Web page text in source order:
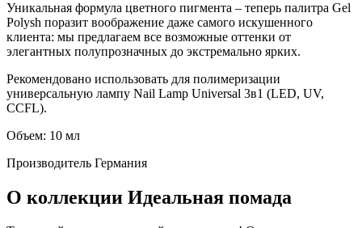
Уникальная формула цветного пигмента – теперь палитра Gel
Polysh поразит воображение даже самого искушенного
клиента: мы предлагаем все возможные оттенки от
элегантных полупрозначных до экстремально ярких.
Рекомендовано использовать для полимеризации
универсальную лампу Nail Lamp Universal 3в1 (LED, UV,
CCFL).
Объем: 10 мл
Производитель Германия
О коллекции Идеальная помада